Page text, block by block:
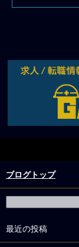
ブログトップ
最近の投稿